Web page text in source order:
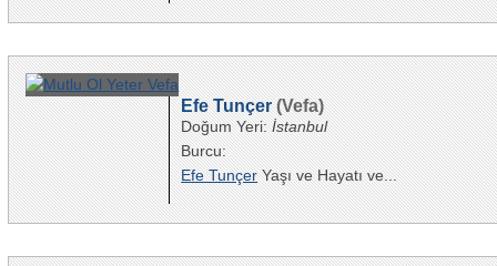
Efe Tunçer (Vefa)
Doğum Yeri:İstanbul
Burcu:
Efe TunçerYaşı ve Hayatı ve...